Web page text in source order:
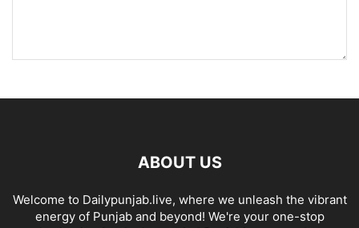
ABOUT US
Welcome to Dailypunjab.live, where we unleash the vibrant
energy of Punjab and beyond! We're your one-stop